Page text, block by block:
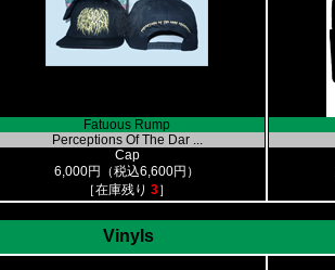
Fatuous Rump
Perceptions Of The Dar ...
Cap
6,000円（税込6,600円）
［在庫残り 3］
Vinyls